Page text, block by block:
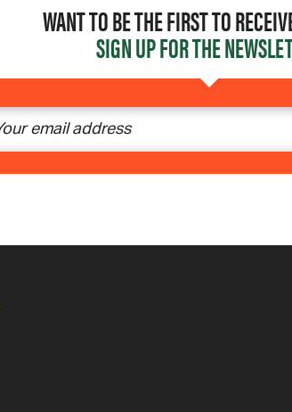
WANT TO BE THE FIRST TO
SIGN UP FOR THE